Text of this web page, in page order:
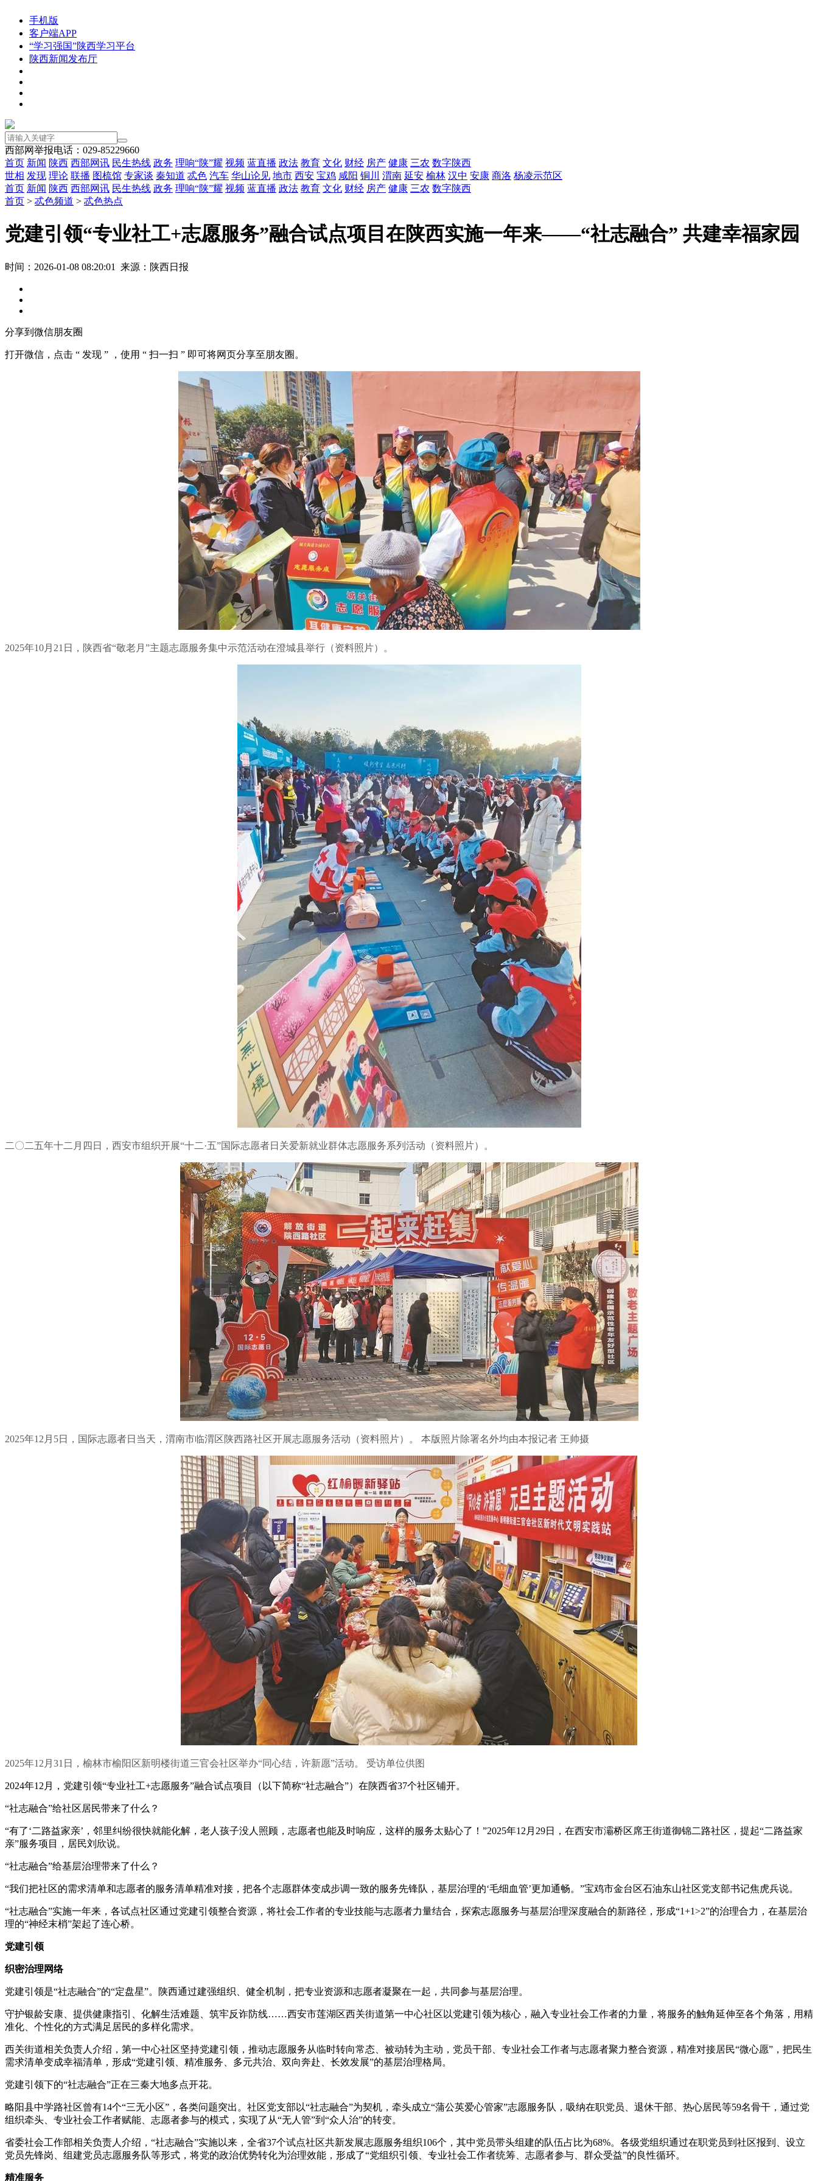
手机版
客户端APP
“学习强国”陕西学习平台
陕西新闻发布厅
西部网举报电话：029-85229660
首页 新闻 陕西 西部网讯 民生热线 政务 理响“陕”耀 视频 蓝直播 政法 教育 文化 财经 房产 健康 三农 数字陕西
世相 发现 理论 联播 图梳馆 专家谈 秦知道 忒色 汽车 华山论见 地市 西安 宝鸡 咸阳 铜川 渭南 延安 榆林 汉中 安康 商洛 杨凌示范区
首页 新闻 陕西 西部网讯 民生热线 政务 理响“陕”耀 视频 蓝直播 政法 教育 文化 财经 房产 健康 三农 数字陕西
首页 > 忒色频道 > 忒色热点
党建引领“专业社工+志愿服务”融合试点项目在陕西实施一年来——“社志融合” 共建幸福家园
时间：2026-01-08 08:20:01 来源：陕西日报
分享到微信朋友圈
打开微信，点击 “ 发现 ” ，使用 “ 扫一扫 ” 即可将网页分享至朋友圈。
2025年10月21日，陕西省“敬老月”主题志愿服务集中示范活动在澄城县举行（资料照片）。
二〇二五年十二月四日，西安市组织开展“十二·五”国际志愿者日关爱新就业群体志愿服务系列活动（资料照片）。
2025年12月5日，国际志愿者日当天，渭南市临渭区陕西路社区开展志愿服务活动（资料照片）。 本版照片除署名外均由本报记者 王帅摄
2025年12月31日，榆林市榆阳区新明楼街道三官会社区举办“同心结，许新愿”活动。 受访单位供图
2024年12月，党建引领“专业社工+志愿服务”融合试点项目（以下简称“社志融合”）在陕西省37个社区铺开。
“社志融合”给社区居民带来了什么？
“有了‘二路益家亲’，邻里纠纷很快就能化解，老人孩子没人照顾，志愿者也能及时响应，这样的服务太贴心了！”2025年12月29日，在西安市灞桥区席王街道御锦二路社区，提起“二路益家
亲”服务项目，居民刘欣说。
“社志融合”给基层治理带来了什么？
“我们把社区的需求清单和志愿者的服务清单精准对接，把各个志愿群体变成步调一致的服务先锋队，基层治理的‘毛细血管’更加通畅。”宝鸡市金台区石油东山社区党支部书记焦虎兵说。
“社志融合”实施一年来，各试点社区通过党建引领整合资源，将社会工作者的专业技能与志愿者力量结合，探索志愿服务与基层治理深度融合的新路径，形成“1+1>2”的治理合力，在基层治
理的“神经末梢”架起了连心桥。
党建引领
织密治理网络
党建引领是“社志融合”的“定盘星”。陕西通过建强组织、健全机制，把专业资源和志愿者凝聚在一起，共同参与基层治理。
守护银龄安康、提供健康指引、化解生活难题、筑牢反诈防线……西安市莲湖区西关街道第一中心社区以党建引领为核心，融入专业社会工作者的力量，将服务的触角延伸至各个角落，用精
准化、个性化的方式满足居民的多样化需求。
西关街道相关负责人介绍，第一中心社区坚持党建引领，推动志愿服务从临时转向常态、被动转为主动，党员干部、专业社会工作者与志愿者聚力整合资源，精准对接居民“微心愿”，把民生
需求清单变成幸福清单，形成“党建引领、精准服务、多元共治、双向奔赴、长效发展”的基层治理格局。
党建引领下的“社志融合”正在三秦大地多点开花。
略阳县中学路社区曾有14个“三无小区”，各类问题突出。社区党支部以“社志融合”为契机，牵头成立“蒲公英爱心管家”志愿服务队，吸纳在职党员、退休干部、热心居民等59名骨干，通过党
组织牵头、专业社会工作者赋能、志愿者参与的模式，实现了从“无人管”到“众人治”的转变。
省委社会工作部相关负责人介绍，“社志融合”实施以来，全省37个试点社区共新发展志愿服务组织106个，其中党员带头组建的队伍占比为68%。各级党组织通过在职党员到社区报到、设立
党员先锋岗、组建党员志愿服务队等形式，将党的政治优势转化为治理效能，形成了“党组织引领、专业社会工作者统筹、志愿者参与、群众受益”的良性循环。
精准服务